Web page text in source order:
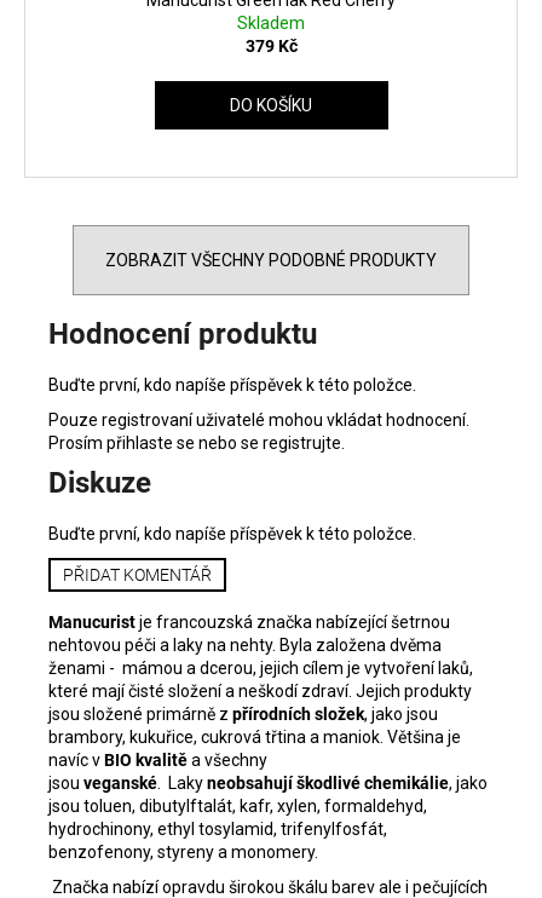
Skladem
379 Kč
DO KOŠÍKU
ZOBRAZIT VŠECHNY PODOBNÉ PRODUKTY
Hodnocení produktu
Buďte první, kdo napíše příspěvek k této položce.
Pouze registrovaní uživatelé mohou vkládat hodnocení.
Prosím přihlaste se nebo se registrujte
Diskuze
Buďte první, kdo napíše příspěvek k této položce.
PŘIDAT KOMENTÁŘ
Manucuristje francouzská značka nabízející šetrnou
nehtovou péči a laky na nehty. Byla založena dvěma
ženami - mámou a dcerou, jejich cílem je vytvoření laků,
které mají čisté složení a neškodí zdraví. Jejich produkty
jsou složené primárně z přírodních složek, jako jsou
brambory, kukuřice, cukrová třtina a maniok. Většina je
navíc vBIO kvalitěa všechny
jsou veganské Lakyneobsahují škodlivé chemikálie, jako
jsou toluen, dibutylftalát, kafr, xylen, formaldehyd,
hydrochinony, ethyl tosylamid, trifenylfosfát,
benzofenony, styreny a monomery.
Značka nabízí opravdu širokou škálu barev ale i pečujících